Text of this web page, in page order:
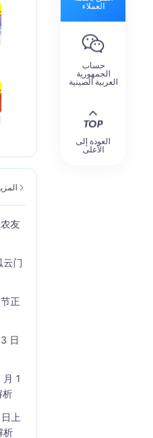
友
云门
正
日
1
析
上
析
العملاء
حساب
الجمهورية
العربية الصينية
العودة إلى
الأعلى